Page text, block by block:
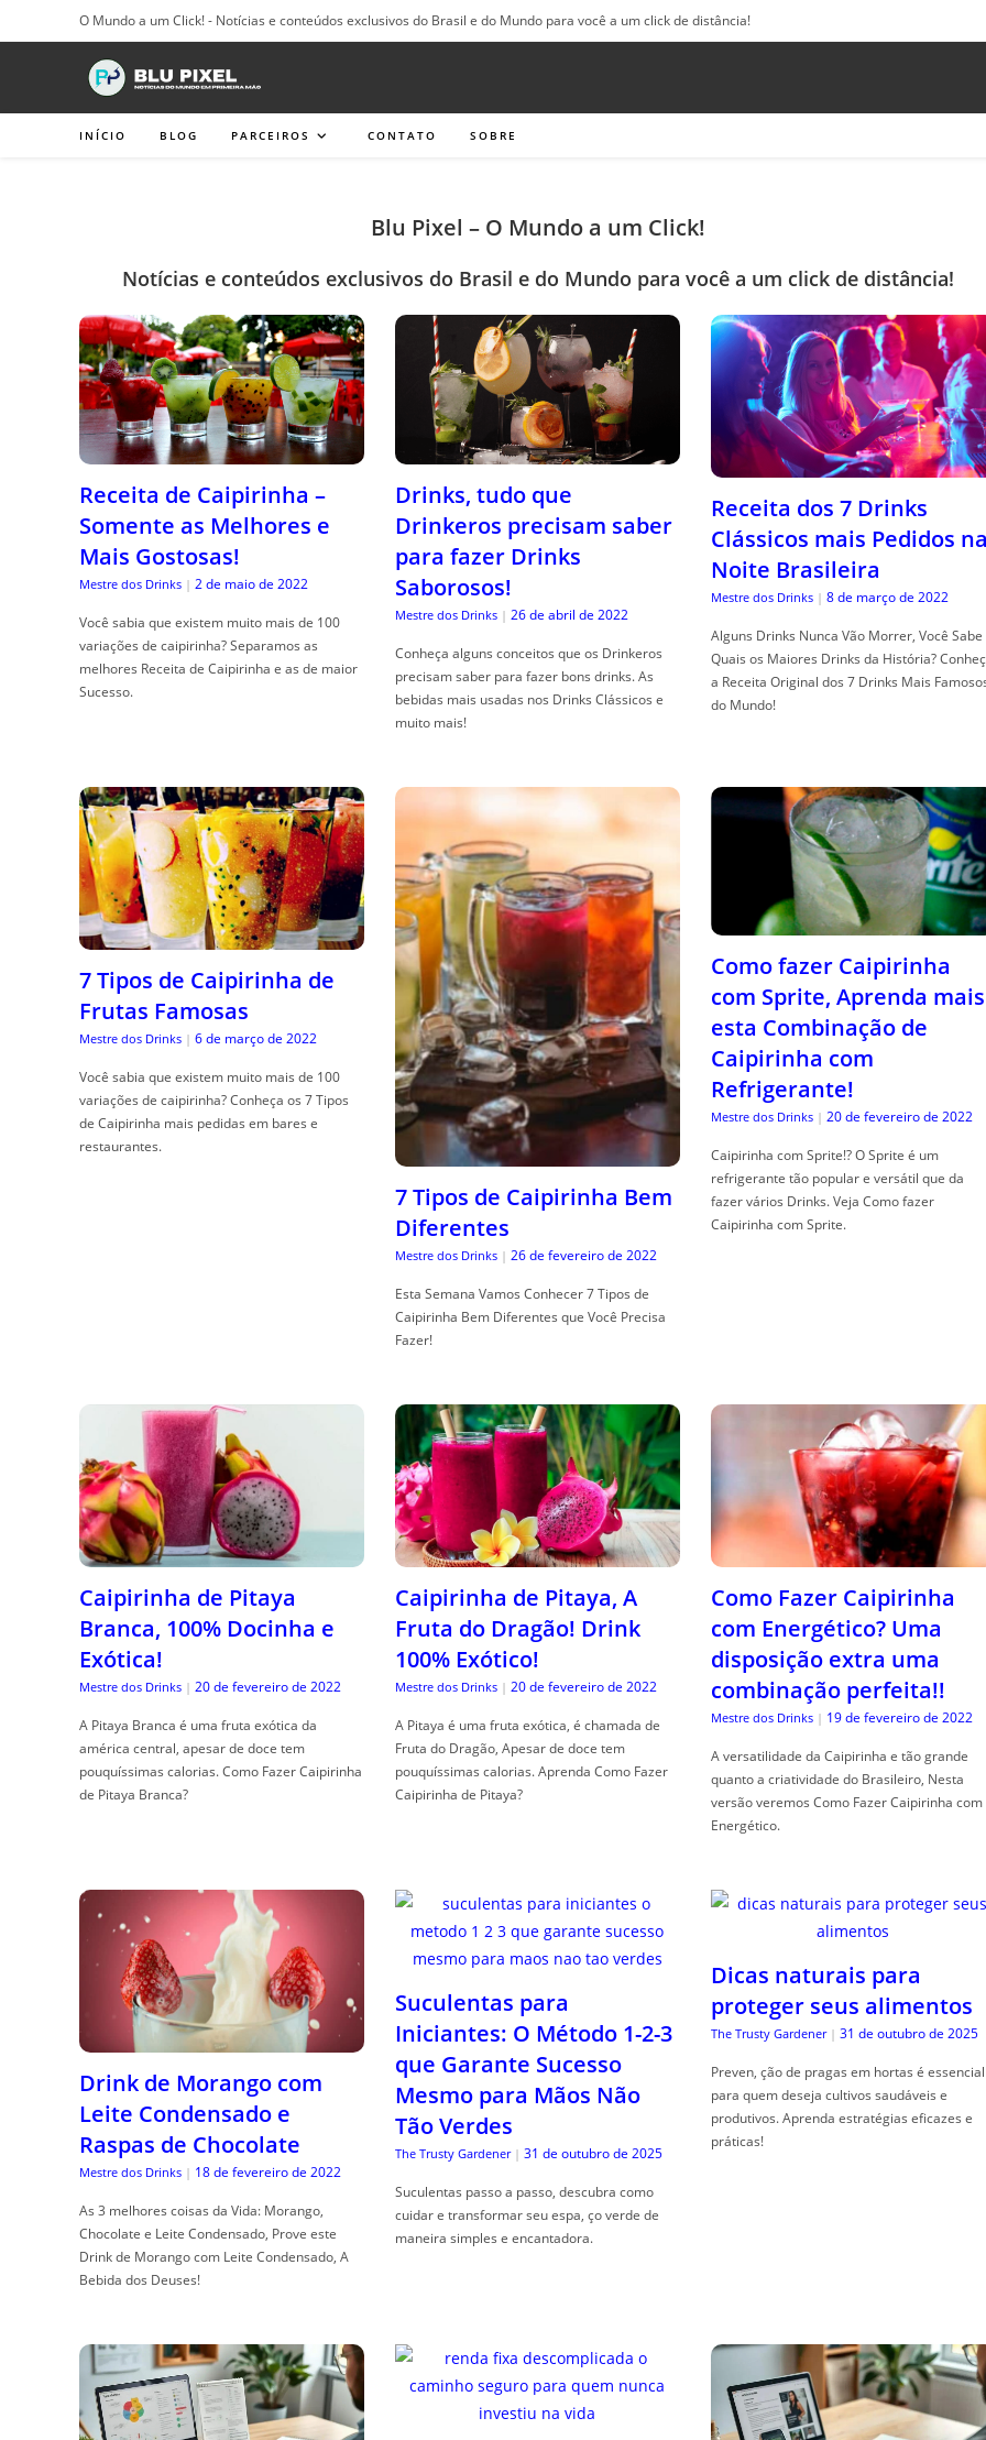
para
O Mundo a um Click! - Notícias e conteúdos exclusivos do Brasil e do Mundo para você a um click de distância!
INÍCIO BLOG PARCEIROS CONTATO SOBRE
Blu Pixel – O Mundo a um Click!
Notícias e conteúdos exclusivos do Brasil e do Mundo para você a um click de distância!
Receita de Caipirinha –
Somente as Melhores e
Mais Gostosas!
Mestre dos Drinks | 2 de maio de 2022
Você sabia que existem muito mais de 100
variações de caipirinha? Separamos as
melhores Receita de Caipirinha e as de maior
Sucesso.
Drinks, tudo que
Drinkeros precisam saber
para fazer Drinks
Saborosos!
Mestre dos Drinks | 26 de abril de 2022
Conheça alguns conceitos que os Drinkeros
precisam saber para fazer bons drinks. As
bebidas mais usadas nos Drinks Clássicos e
muito mais!
Receita dos 7 Drinks
Clássicos mais Pedidos
Noite Brasileira
Mestre dos Drinks | 8 de março de 2022
Alguns Drinks Nunca Vão Morrer, Você Sabe
Quais os Maiores Drinks da História?
a Receita Original dos 7 Drinks Mais
do Mundo!
7 Tipos de Caipirinha de
Frutas Famosas
Mestre dos Drinks | 6 de março de 2022
Você sabia que existem muito mais de 100
variações de caipirinha? Conheça os 7 Tipos
de Caipirinha mais pedidas em bares e
restaurantes.
7 Tipos de Caipirinha Bem
Diferentes
Mestre dos Drinks | 26 de fevereiro de 2022
Esta Semana Vamos Conhecer 7 Tipos de
Caipirinha Bem Diferentes que Você Precisa
Fazer!
Como fazer Caipirinha
com Sprite, Aprenda mais
esta Combinação de
Caipirinha com
Refrigerante!
Mestre dos Drinks | 20 de fevereiro de 2022
Caipirinha com Sprite!? O Sprite é um
refrigerante tão popular e versátil que da
fazer vários Drinks. Veja Como fazer
Caipirinha com Sprite.
Caipirinha de Pitaya
Branca, 100% Docinha e
Exótica!
Mestre dos Drinks | 20 de fevereiro de 2022
A Pitaya Branca é uma fruta exótica da
américa central, apesar de doce tem
pouquíssimas calorias. Como Fazer Caipirinha
de Pitaya Branca?
Caipirinha de Pitaya, A
Fruta do Dragão! Drink
100% Exótico!
Mestre dos Drinks | 20 de fevereiro de 2022
A Pitaya é uma fruta exótica, é chamada de
Fruta do Dragão, Apesar de doce tem
pouquíssimas calorias. Aprenda Como Fazer
Caipirinha de Pitaya?
Como Fazer Caipirinha
com Energético? Uma
disposição extra uma
combinação perfeita!!
Mestre dos Drinks | 19 de fevereiro de 2022
A versatilidade da Caipirinha e tão grande
quanto a criatividade do Brasileiro, Nesta
versão veremos Como Fazer Caipirinha com
Energético.
Drink de Morango com
Leite Condensado e
Raspas de Chocolate
Mestre dos Drinks | 18 de fevereiro de 2022
As 3 melhores coisas da Vida: Morango,
Chocolate e Leite Condensado, Prove este
Drink de Morango com Leite Condensado, A
Bebida dos Deuses!
Suculentas para
Iniciantes: O Método 1-2-3
que Garante Sucesso
Mesmo para Mãos Não
Tão Verdes
The Trusty Gardener | 31 de outubro de 2025
Suculentas passo a passo, descubra como
cuidar e transformar seu espa, ço verde de
maneira simples e encantadora.
Dicas naturais para
proteger seus alimentos
The Trusty Gardener | 31 de outubro de 2025
Preven, ção de pragas em hortas é essencial
para quem deseja cultivos saudáveis e
produtivos. Aprenda estratégias eficazes e
práticas!